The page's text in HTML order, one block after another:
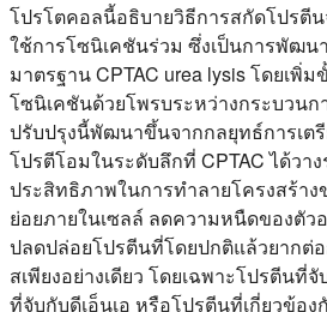
โปรโตคอลนี้อธิบายวิธีการสกัดโปรตีน
ใช้การโซนิเคชันร่วม ซึ่งเป็นการพัฒน
มาตรฐาน CPTAC urea lysis โดยเพิ่
โซนิเคชันด้วยโพรบระหว่างกระบวนก
ปรับปรุงนี้พัฒนาขึ้นจากกลยุทธ์การเต
โปรตีโอมในระดับลึกที่ CPTAC ได้วา
ประสิทธิภาพในการทำลายโครงสร้าง
ย่อยภายในเซลล์ ลดความหนืดของตัว
ปลดปล่อยโปรตีนที่โดยปกติแล้วยากต่
สเพียงอย่างเดียว โดยเฉพาะโปรตีนที่
ที่จับกับดีเอ็นเอ หรือโปรตีนที่เกี่ยวข้อ